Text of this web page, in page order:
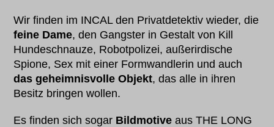
Wir finden im INCAL den Privatdetektiv wieder, die
feine Dame, den Gangster in Gestalt von Kill
Hundeschnauze, Robotpolizei, außerirdische
Spione, Sex mit einer Formwandlerin und auch
das geheimnisvolle Objekt, das alle in ihren
Besitz bringen wollen.
Es finden sich sogar Bildmotive aus THE LONG